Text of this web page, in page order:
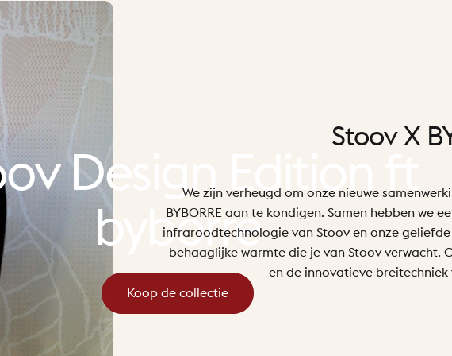
Design Edition
byborre
Koop de collectie
Stoov X
We zijn verheugd om onze nieuwe
BYBORRE aan te kondigen. Samen hebben we
infraroodtechnologie van Stoov en onze
behaaglijke warmte die je van Stoov verwacht.
en de innovatieve breitechniek